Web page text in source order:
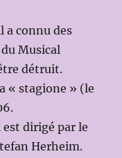
a connu des
Musical
détruit.
« stagione » (le
dirigé par le
Herheim.